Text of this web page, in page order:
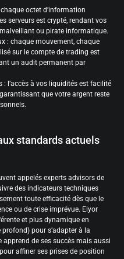
octet d’information
serveurs est crypté, rendant vos
ou pirate informatique.
: chaque mouvement, chaque
sur le compte de trading est
un audit permanent par
l’accès à vos liquidités est facilité
que votre argent reste
standards actuels
appelés experts advisors de
des indicateurs techniques
toute efficacité dès que le
ou de crise imprévue. Elyor
et plus dynamique en
pour s’adapter à la
apprend de ses succès mais aussi
affiner ses prises de position